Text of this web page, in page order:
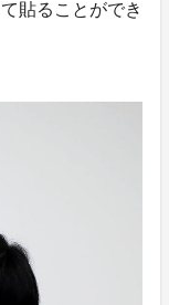
貼ることができ